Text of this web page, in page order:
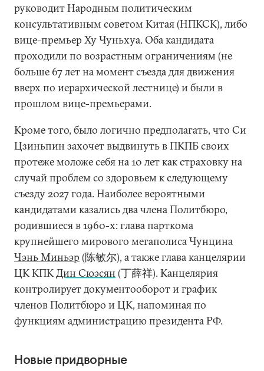
руководит Народным политическим
консультативным советом Китая (НПКСК), либо
вице-премьер Ху Чуньхуа. Оба кандидата
проходили по возрастным ограничениям (не
больше 67 лет на момент съезда для движения
вверх по иерархической лестнице) и были в
прошлом вице-премьерами.
Кроме того, было логично предполагать, что Си
Цзиньпин захочет выдвинуть в ПКПБ своих
протеже моложе себя на 10 лет как страховку на
случай проблем со здоровьем к следующему
съезду 2027 года. Наиболее вероятными
кандидатами казались два члена Политбюро,
родившиеся в 1960-х: глава парткома
крупнейшего мирового мегаполиса Чунцина
Чэнь Миньэр (陈敏尔), а также глава канцелярии
ЦК КПКДин Сюэсян (丁薛祥). Канцелярия
контролирует документооборот и график
членов Политбюро и ЦК, напоминая по
функциям администрацию президента РФ.
Новые придворные